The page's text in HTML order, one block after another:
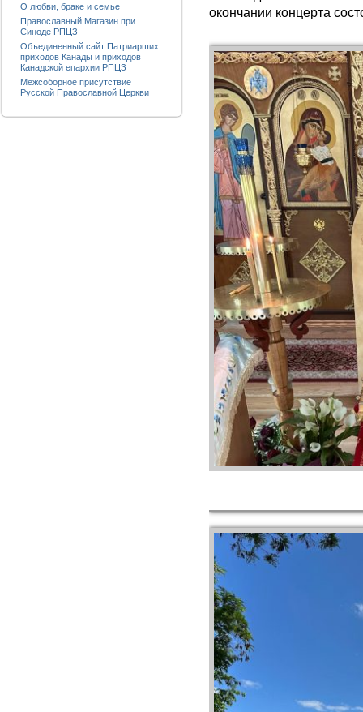
окончании концерта
О любви, браке и семье
Православный Магазин при
Синоде РПЦЗ
Объединенный сайт Патриарших
приходов Канады и приходов
Канадской епархии РПЦЗ
Межсоборное присутствие
Русской Православной Церкви